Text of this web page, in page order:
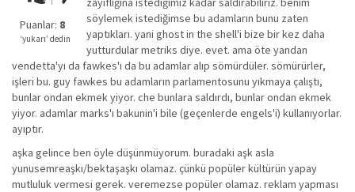
kadar
iyi
değil!
Puanlar: 8
‘yukarı’ dedin
söylemek istediğimse bu adamların bunu zaten
yaptıkları. yani ghost in the shell'i bize bir kez daha
yutturdular metriks diye. evet. ama öte yandan
vendetta'yı da fawkes'ı da bu adamlar alıp sömürdüler. sömürürler,
işleri bu. guy fawkes bu adamların parlamentosunu yıkmaya çalıştı,
bunlar ondan ekmek yiyor. che bunlara saldırdı, bunlar ondan ekmek
yiyor. adamlar marks'ı bakunin'i bile (geçenlerde engels'i) kullanıyorlar.
ayıptır.
aşka gelince ben öyle düşünmüyorum. buradaki aşk asla
yunusemreaşkı/bektaşaşkı olamaz. çünkü popüler kültürün yapay
mutluluk vermesi gerek. veremezse popüler olamaz. reklam yapması